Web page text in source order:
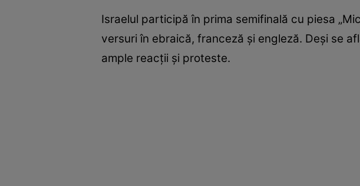
Israelul participă în prima semifinală cu piesa
versuri în ebraică, franceză și engleză. Deși se
ample reacții și proteste.